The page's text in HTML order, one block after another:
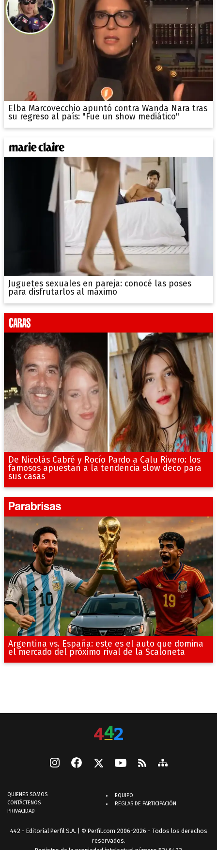
Elba Marcovecchio apuntó contra Wanda Nara tras
su regreso al país: "Fue un show mediático"
Juguetes sexuales en pareja: conocé las poses
para disfrutarlos al máximo
De Nicolás Cabré y Rocío Pardo a Calu Rivero: los
famosos apuestan a la tendencia slow deco para
sus casas
Argentina vs. España: este es el auto que domina
el mercado del próximo rival de la Scaloneta
QUIENES SOMOS
CONTÁCTENOS
PRIVACIDAD
EQUIPO
REGLAS DE PARTICIPACIÓN
442 - Editorial Perfil S.A. | © Perfil.com 2006-2026 - Todos los derechos
reservados.